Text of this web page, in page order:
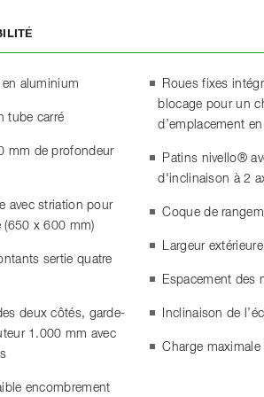
en aluminium
tube carré
mm de profondeur
avec striation pour
(650 x 600 mm)
sertie quatre
deux côtés, garde-
1.000 mm avec
encombrement
Roues fixes
blocage pour un
d’emplacement
Patins nivello®
d'inclinaison à 2
Coque de
Largeur
Espacement des
Inclinaison de
Charge